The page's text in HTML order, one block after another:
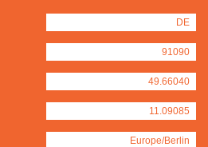
DE
91090
49.66040
11.09085
Europe/Berlin